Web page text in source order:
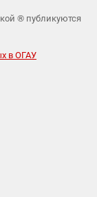
® публикуются
в ОГАУ